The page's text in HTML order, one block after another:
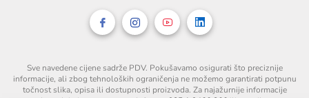
Sve navedene cijene sadrže PDV. Pokušavamo osigurati što preciznije
informacije, ali zbog tehnoloških ograničenja ne možemo garantirati potpunu
točnost slika, opisa ili dostupnosti proizvoda. Za najažurnije informacije